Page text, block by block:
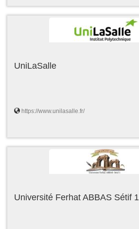
UniLaSalle
https://www.unilasalle.fr/
Université Ferhat ABBAS Sétif 1